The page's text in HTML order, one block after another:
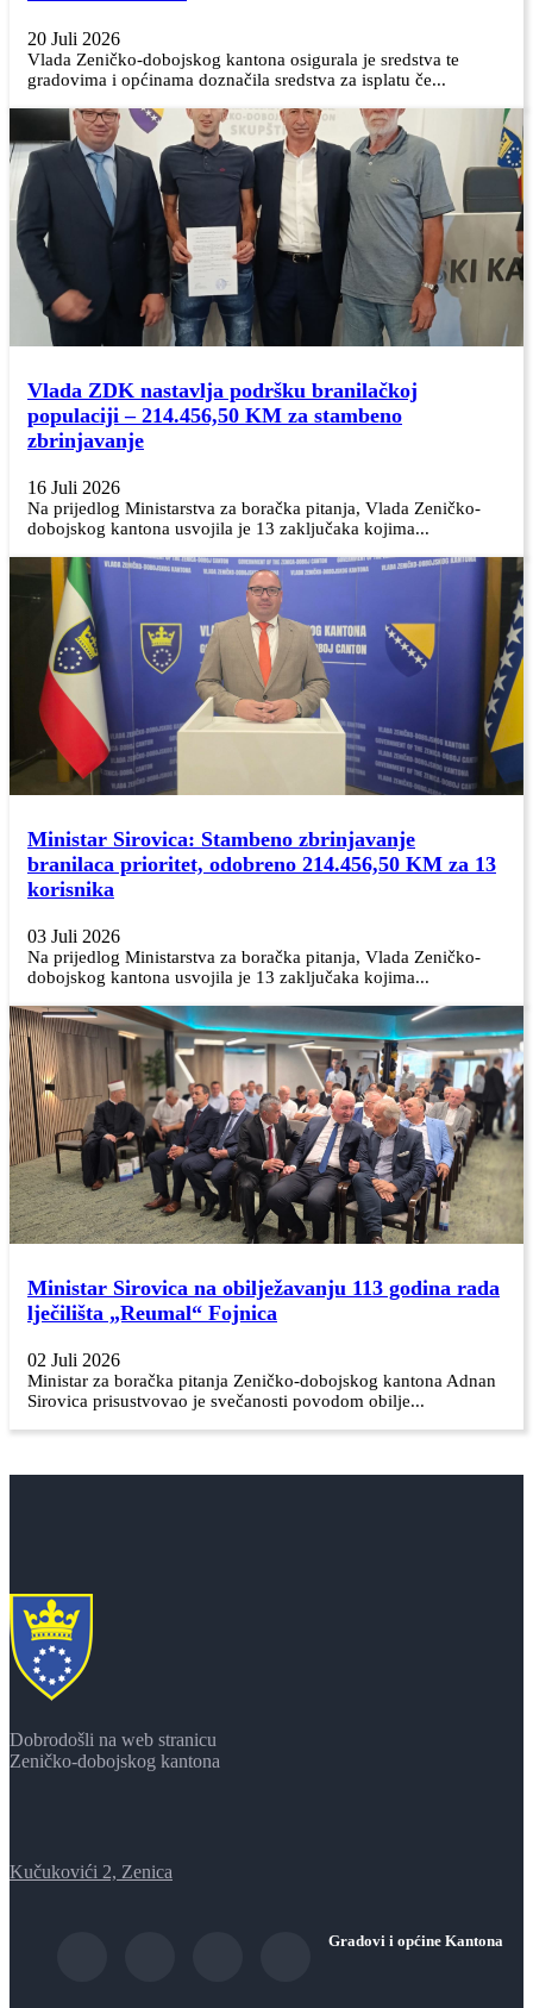
20 Juli 2026
Vlada Zeničko-dobojskog kantona osigurala je sredstva te
gradovima i općinama doznačila sredstva za isplatu če...
Vlada ZDK nastavlja podršku branilačkoj
populaciji – 214.456,50 KM za stambeno
zbrinjavanje
16 Juli 2026
Na prijedlog Ministarstva za boračka pitanja, Vlada Zeničko-
dobojskog kantona usvojila je 13 zaključaka kojima...
Ministar Sirovica: Stambeno zbrinjavanje
branilaca prioritet, odobreno 214.456,50 KM za 13
korisnika
03 Juli 2026
Na prijedlog Ministarstva za boračka pitanja, Vlada Zeničko-
dobojskog kantona usvojila je 13 zaključaka kojima...
Ministar Sirovica na obilježavanju 113 godina rada
lječilišta „Reumal“ Fojnica
02 Juli 2026
Ministar za boračka pitanja Zeničko-dobojskog kantona Adnan
Sirovica prisustvovao je svečanosti povodom obilje...
Dobrodošli na web stranicu
Zeničko-dobojskog kantona
Kučukovići 2, Zenica
Gradovi i općine Kantona